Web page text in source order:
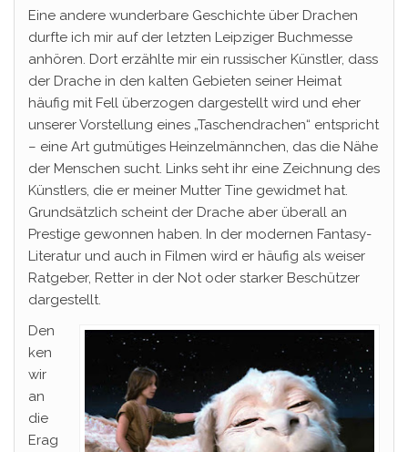
Eine andere wunderbare Geschichte über Drachen
durfte ich mir auf der letzten Leipziger Buchmesse
anhören. Dort erzählte mir ein russischer Künstler, dass
der Drache in den kalten Gebieten seiner Heimat
häufig mit Fell überzogen dargestellt wird und eher
unserer Vorstellung eines „Taschendrachen“ entspricht
– eine Art gutmütiges Heinzelmännchen, das die Nähe
der Menschen sucht. Links seht ihr eine Zeichnung des
Künstlers, die er meiner Mutter Tine gewidmet hat.
Grundsätzlich scheint der Drache aber überall an
Prestige gewonnen haben. In der modernen Fantasy-
Literatur und auch in Filmen wird er häufig als weiser
Ratgeber, Retter in der Not oder starker Beschützer
dargestellt.
Den
ken
wir
an
die
Erag